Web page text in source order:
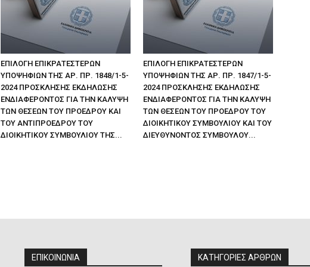
ΕΠΙΛΟΓΗ ΕΠΙΚΡΑΤΕΣΤΕΡΩΝ
ΥΠΟΨΗΦΙΩΝ ΤΗΣ ΑΡ. ΠΡ. 1848/1-5-
2024 ΠΡΟΣΚΛΗΣΗΣ ΕΚΔΗΛΩΣΗΣ
ΕΝΔΙΑΦΕΡΟΝΤΟΣ ΓΙΑ ΤΗΝ ΚΑΛΥΨΗ
ΤΩΝ ΘΕΣΕΩΝ ΤΟΥ ΠΡΟΕΔΡΟΥ ΚΑΙ
ΤΟΥ ΑΝΤΙΠΡΟΕΔΡΟΥ ΤΟΥ
ΔΙΟΙΚΗΤΙΚΟΥ ΣΥΜΒΟΥΛΙΟΥ ΤΗΣ...
ΕΠΙΛΟΓΗ ΕΠΙΚΡΑΤΕΣΤΕΡΩΝ
ΥΠΟΨΗΦΙΩΝ ΤΗΣ ΑΡ. ΠΡ. 1847/1-5-
2024 ΠΡΟΣΚΛΗΣΗΣ ΕΚΔΗΛΩΣΗΣ
ΕΝΔΙΑΦΕΡΟΝΤΟΣ ΓΙΑ ΤΗΝ ΚΑΛΥΨΗ
ΤΩΝ ΘΕΣΕΩΝ ΤΟΥ ΠΡΟΕΔΡΟΥ ΤΟΥ
ΔΙΟΙΚΗΤΙΚΟΥ ΣΥΜΒΟΥΛΙΟΥ ΚΑΙ ΤΟΥ
ΔΙΕΥΘΥΝΟΝΤΟΣ ΣΥΜΒΟΥΛΟΥ...
ΕΠΙΚΟΙΝΩΝΙΑ ΚΑΤΗΓΟΡΙΕΣ ΑΡΘΡΩΝ